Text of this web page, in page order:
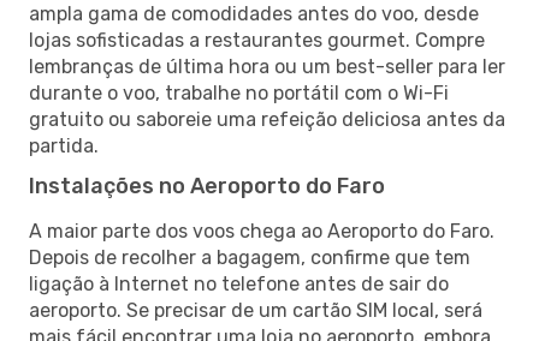
ampla gama de comodidades antes do voo, desde
lojas sofisticadas a restaurantes gourmet. Compre
lembranças de última hora ou um best-seller para ler
durante o voo, trabalhe no portátil com o Wi-Fi
gratuito ou saboreie uma refeição deliciosa antes da
partida.
Instalações no Aeroporto do Faro
A maior parte dos voos chega ao Aeroporto do Faro.
Depois de recolher a bagagem, confirme que tem
ligação à Internet no telefone antes de sair do
aeroporto. Se precisar de um cartão SIM local, será